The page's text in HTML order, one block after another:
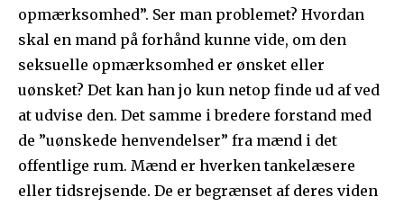
opmærksomhed”. Ser man problemet? Hvordan
skal en mand på forhånd kunne vide, om den
seksuelle opmærksomhed er ønsket eller
uønsket? Det kan han jo kun netop finde ud af ved
at udvise den. Det samme i bredere forstand med
de ”uønskede henvendelser” fra mænd i det
offentlige rum. Mænd er hverken tankelæsere
eller tidsrejsende. De er begrænset af deres viden